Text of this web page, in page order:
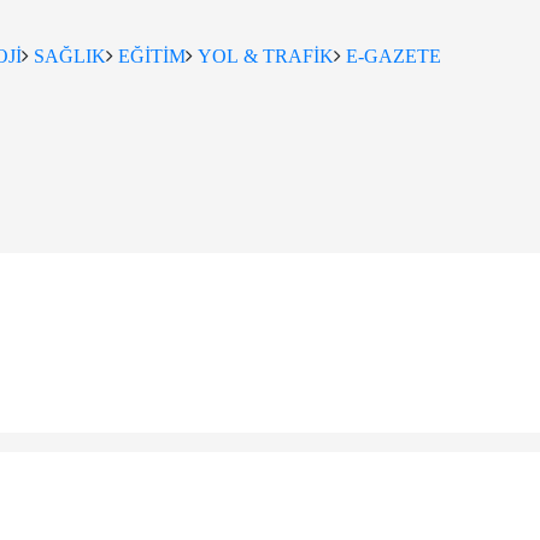
SAĞLIK EĞİTİM YOL & TRAFİK
E-GAZETE